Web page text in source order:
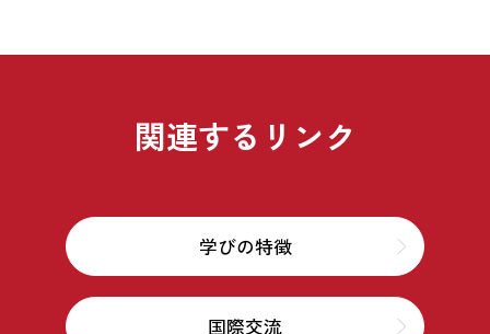
関連するリンク
学びの特徴
国際交流